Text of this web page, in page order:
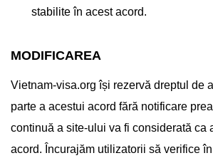
stabilite în acest acord.
MODIFICAREA
Vietnam-visa.org își rezervă dreptul de
parte a acestui acord fără notificare
continuă a site-ului va fi considerată ca
acord. Încurajăm utilizatorii să verifice